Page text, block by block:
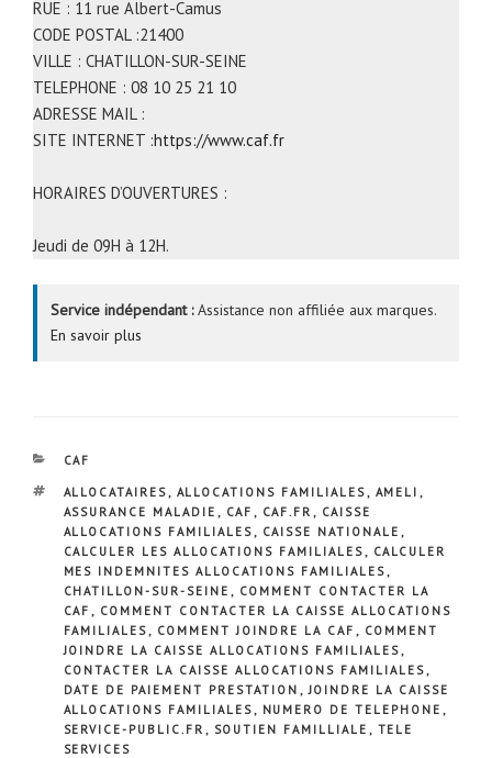
RUE : 11 rue Albert-Camus
CODE POSTAL :21400
VILLE : CHATILLON-SUR-SEINE
TELEPHONE : 08 10 25 21 10
ADRESSE MAIL :
SITE INTERNET :https://www.caf.fr
HORAIRES D’OUVERTURES :
Jeudi de 09H à 12H.
Service indépendant :Assistance non affiliée aux marques.
En savoir plus
CATÉGORIES
CAF
ÉTIQUETTES
ALLOCATAIRES, ALLOCATIONS FAMILIALES, AMELI ,
ASSURANCE MALADIE , CAF , CAF.FR , CAISSE
ALLOCATIONS FAMILIALES, CAISSE NATIONALE ,
CALCULER LES ALLOCATIONS FAMILIALES, CALCULER
MES INDEMNITES ALLOCATIONS FAMILIALES,
CHATILLON-SUR-SEINE , COMMENT CONTACTER LA
CAF , COMMENT CONTACTER LA CAISSE ALLOCATIONS
FAMILIALES, COMMENT JOINDRE LA CAF , COMMENT
JOINDRE LA CAISSE ALLOCATIONS FAMILIALES,
CONTACTER LA CAISSE ALLOCATIONS FAMILIALES,
DATE DE PAIEMENT PRESTATION ,JOINDRE LA CAISSE
ALLOCATIONS FAMILIALES, NUMERO DE TELEPHONE ,
SERVICE-PUBLIC.FR , SOUTIEN FAMILLIALE , TELE
SERVICES